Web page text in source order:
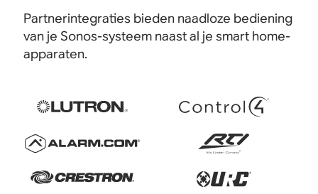
Partnerintegraties bieden naadloze bediening
van je Sonos-systeem naast al je smart home-
apparaten.